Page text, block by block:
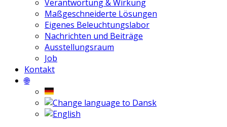
Verantwortung & Wirkung
Maßgeschneiderte Lösungen
Eigenes Beleuchtungslabor
Nachrichten und Beiträge
Ausstellungsraum
Job
Kontakt
🌐